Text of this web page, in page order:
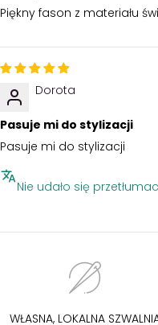
Piękny fason z materiału
Dorota
Pasuje mi do stylizacji
Pasuje mi do stylizacji
Nie udało się
WŁASNA, LOKALNA